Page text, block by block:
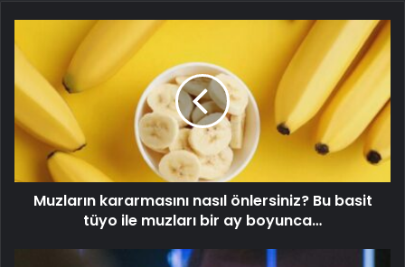
Muzların kararmasını nasıl önlersiniz? Bu basit
tüyo ile muzları bir ay boyunca…